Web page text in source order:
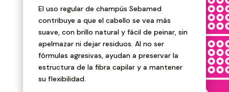
El uso regular de champús Sebamed
contribuye a que el cabello se vea más
suave, con brillo natural y fácil de peinar, sin
apelmazar ni dejar residuos. Al no ser
fórmulas agresivas, ayudan a preservar la
estructura de la fibra capilar y a mantener
su flexibilidad.